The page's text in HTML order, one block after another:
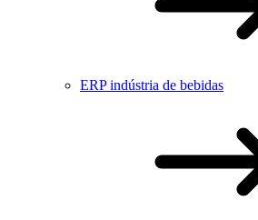
ERP indústria de bebidas